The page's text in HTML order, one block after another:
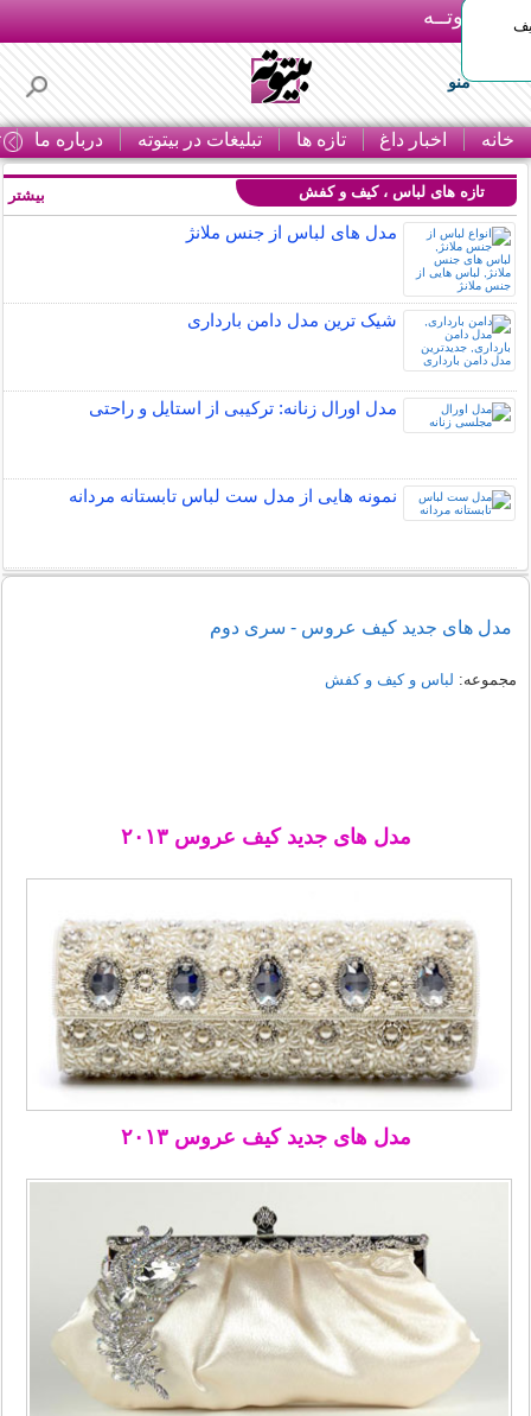
بـیتوتــه
منو
خانه اخبار داغ تازه ها تبلیغات در بیتوته درباره ما
تازه های لباس ، کیف و کفش
مدل های لباس از جنس ملانژ
شیک ترین مدل دامن بارداری
مدل اورال زنانه: ترکیبی از استایل و راحتی
نمونه هایی از مدل ست لباس تابستانه مردانه
نمونه هایی از مدل یقه شومیز
بیشتر
مدل های جدید کیف عروس - سری دوم
مجموعه: لباس و کیف و کفش
مدل های جدید کیف عروس ۲۰۱۳
مدل های جدید کیف عروس ۲۰۱۳